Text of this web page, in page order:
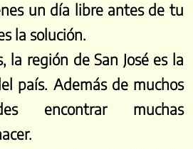
un día libre antes de tu
la solución.
la región de San José es la
país. Además de muchos
encontrar muchas